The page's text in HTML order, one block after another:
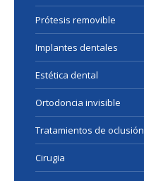
Prótesis removible
Implantes dentales
Estética dental
Ortodoncia invisible
Tratamientos de oclusión
Cirugia